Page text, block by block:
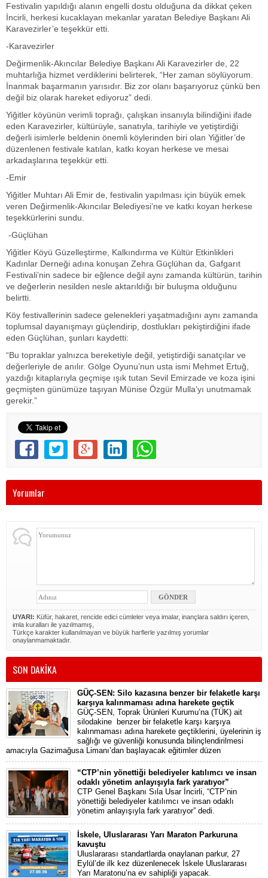
Festivalin yapıldığı alanın engelli dostu olduğuna da dikkat çeken
İncirli, herkesi kucaklayan mekanlar yaratan Belediye Başkanı Ali
Karavezirler’e teşekkür etti.
-Karavezirler
Değirmenlik-Akıncılar Belediye Başkanı Ali Karavezirler de, 22
muhtarlığa hizmet verdiklerini belirterek, “Her zaman söylüyorum.
İnanmak başarmanın yarısıdır. Biz zor olanı başarıyoruz çünkü ben
değil biz olarak hareket ediyoruz” dedi.
Yiğitler köyünün verimli toprağı, çalışkan insanıyla bilindiğini ifade
eden Karavezirler, kültürüyle, sanatıyla, tarihiyle ve yetiştirdiği
değerli isimlerle beldenin önemli köylerinden biri olan Yiğitler’de
düzenlenen festivale katılan, katkı koyan herkese ve mesai
arkadaşlarına teşekkür etti.
-Emir
Yiğitler Muhtarı Ali Emir de, festivalin yapılması için büyük emek
veren Değirmenlik-Akıncılar Belediyesi’ne ve katkı koyan herkese
teşekkürlerini sundu.
-Güçlühan
Yiğitler Köyü Güzelleştirme, Kalkındırma ve Kültür Etkinlikleri
Kadınlar Derneği adına konuşan Zehra Güçlühan da, Gafgarıt
Festivali’nin sadece bir eğlence değil aynı zamanda kültürün, tarihin
ve değerlerin nesilden nesle aktarıldığı bir buluşma olduğunu
belirtti.
Köy festivallerinin sadece gelenekleri yaşatmadığını aynı zamanda
toplumsal dayanışmayı güçlendirip, dostlukları pekiştirdiğini ifade
eden Güçlühan, şunları kaydetti:
“Bu topraklar yalnızca bereketiyle değil, yetiştirdiği sanatçılar ve
değerleriyle de anılır. Gölge Oyunu’nun usta ismi Mehmet Ertuğ,
yazdığı kitaplarıyla geçmişe ışık tutan Sevil Emirzade ve koza işini
geçmişten günümüze taşıyan Münise Özgür Mulla’yı unutmamak
gerekir.”
Yorumlar
UYARI: Küfür, hakaret, rencide edici cümleler veya imalar, inançlara saldırı içeren,
imla kuralları ile yazılmamış,
Türkçe karakter kullanılmayan ve büyük harflerle yazılmış yorumlar
onaylanmamaktadır.
SON DAKİKA
GÜÇ-SEN: Silo kazasına benzer bir felaketle karşı
karşıya kalınmaması adına harekete geçtik
GÜÇ-SEN, Toprak Ürünleri Kurumu’na (TÜK) ait
silodakine benzer bir felaketle karşı karşıya
kalınmaması adına harekete geçtiklerini, üyelerinin iş
sağlığı ve güvenliği konusunda bilinçlendirilmesi
amacıyla Gazimağusa Limanı’dan başlayacak eğitimler düzen
“CTP’nin yönettiği belediyeler katılımcı ve insan
odaklı yönetim anlayışıyla fark yaratıyor”
CTP Genel Başkanı Sıla Usar İncirli, “CTP’nin
yönettiği belediyeler katılımcı ve insan odaklı
yönetim anlayışıyla fark yaratıyor” dedi.
İskele, Uluslararası Yarı Maraton Parkuruna
kavuştu
Uluslararası standartlarda onaylanan parkur, 27
Eylül’de ilk kez düzenlenecek İskele Uluslararası
Yarı Maratonu’na ev sahipliği yapacak.